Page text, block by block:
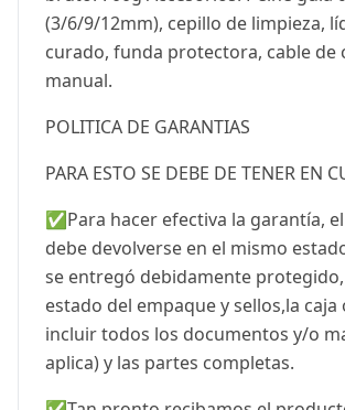
(3/6/9/12mm), cepillo de limpieza,
curado, funda protectora, cable de
manual.
POLITICA DE GARANTIAS
PARA ESTO SE DEBE DE TENER EN
✅Para hacer efectiva la garantía,
debe devolverse en el mismo
se entregó debidamente
estado del empaque y sellos,la caja
incluir todos los documentos y/o
aplica) y las partes completas.